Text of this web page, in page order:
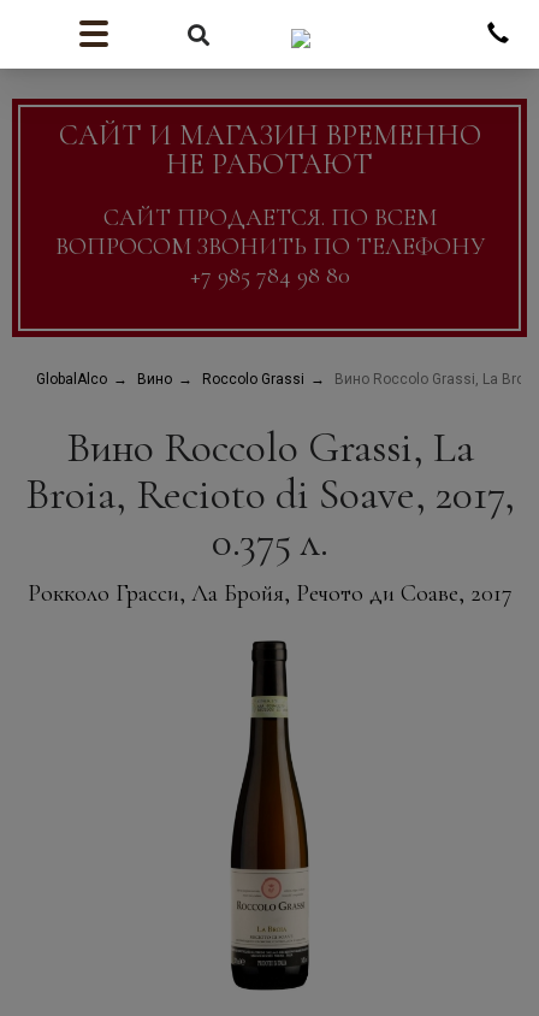
САЙТ И МАГАЗИН ВРЕМЕННО
НЕ РАБОТАЮТ
САЙТ ПРОДАЕТСЯ. ПО ВСЕМ
ВОПРОСОМ ЗВОНИТЬ ПО ТЕЛЕФОНУ
+7 985 784 98 80
GlobalAlco Вино Roccolo Grassi Вино Roccolo Grassi, La
Вино Roccolo Grassi, La
Broia, Recioto di Soave, 2017,
0.375 л.
Рокколо Грасси, Ла Бройя, Речото ди Соаве, 2017